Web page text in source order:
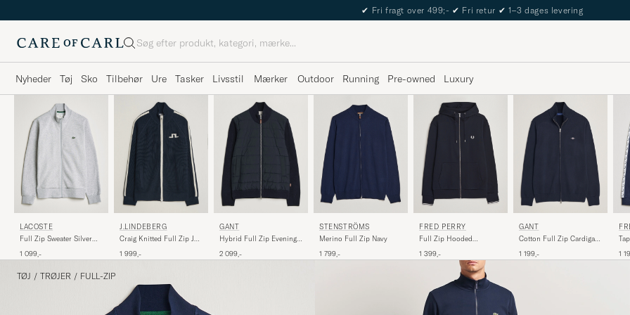
The Care of Carl Passport
Søg
Nyheder Tøj Sko Tilbehør Ure Tasker Livsstil Mærker Outdoor Running Pre-owned Luxury
LACOSTE
Full Zip Sweater Silver
1 099,-
J.LINDEBERG
Craig Knitted Full Zip JL
1 999,-
GANT
Hybrid Full Zip Evening
2 099,-
STENSTRÖMS
Merino Full Zip Navy
1 799,-
FRED PERRY
Full Zip Hooded
1 399,-
GANT
Cotton Full Zip Cardigan
1 199,- 1
TØJ / TRØJER / FULL-ZIP